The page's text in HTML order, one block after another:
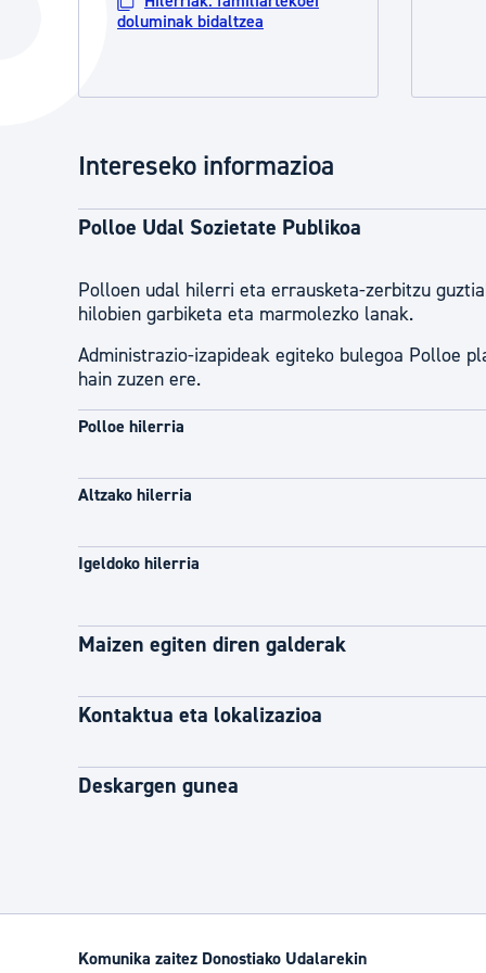
Hiria
Hiria ezagutu
Abisuak
doluminak bidaltzea
Intereseko informazioa
Polloe Udal Sozietate Publikoa
Polloen udal hilerri eta errausketa-zerbitzu
hilobien garbiketa eta marmolezko lanak.
Administrazio-izapideak egiteko bulegoa Polloe
hain zuzen ere.
Polloe hilerria
Altzako hilerria
Igeldoko hilerria
Maizen egiten diren galderak
Kontaktua eta lokalizazioa
Deskargen gunea
Komunika zaitez Donostiako Udalarekin